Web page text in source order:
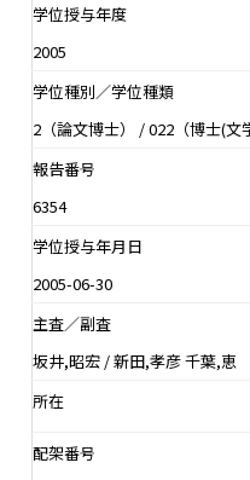
学位授与年度
2005
学位種別／学位種類
2（論文博士） / 022（博士(文
報告番号
6354
学位授与年月日
2005-06-30
主査／副査
坂井,昭宏 / 新田,孝彦 千葉,恵
所在
配架番号